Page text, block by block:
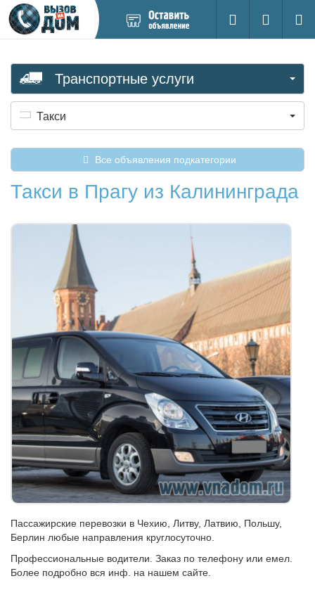
новое
Поиск
Вход на
Транспортные услуги
Такси
Все объявления подкатегории
Такси в Прагу из Калининграда
Пассажирские перевозки в Чехию, Литву, Латвию, Польшу,
Берлин любые направления круглосуточно.
Профессиональные водители. Заказ по телефону или емел.
Более подробно вся инф. на нашем сайте.